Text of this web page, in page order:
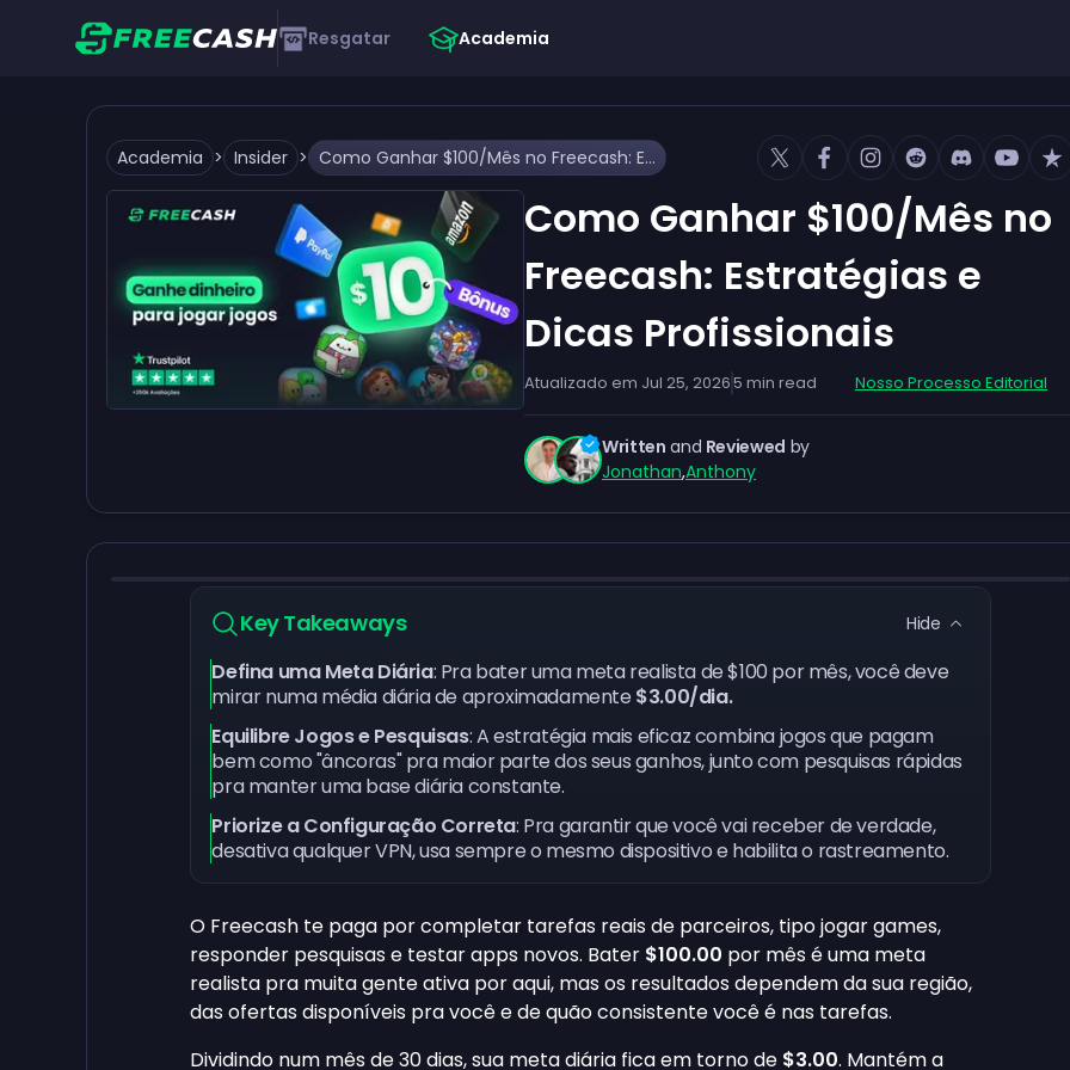
Resgatar Academia
Academia > Insider > Como Ganhar $100/Mês no Freecash: Estratégias e Dicas Profissionais
Como Ganhar $100/Mês no
Freecash: Estratégias e
Dicas Profissionais
Atualizado em Jul 25, 20265 min read Nosso Processo Editorial
Written and Reviewed by
Jonathan,Anthony
Key Takeaways Hide
Defina uma Meta Diária: Pra bater uma meta realista de $100 por mês, você deve
mirar numa média diária de aproximadamente $3.00/dia.
Equilibre Jogos e Pesquisas: A estratégia mais eficaz combina jogos que pagam
bem como "âncoras" pra maior parte dos seus ganhos, junto com pesquisas rápidas
pra manter uma base diária constante.
Priorize a Configuração Correta: Pra garantir que você vai receber de verdade,
desativa qualquer VPN, usa sempre o mesmo dispositivo e habilita o rastreamento.
O Freecash te paga por completar tarefas reais de parceiros, tipo jogar games,
responder pesquisas e testar apps novos. Bater $100.00 por mês é uma meta
realista pra muita gente ativa por aqui, mas os resultados dependem da sua região,
das ofertas disponíveis pra você e de quão consistente você é nas tarefas.
Dividindo num mês de 30 dias, sua meta diária fica em torno de $3.00. Mantém a